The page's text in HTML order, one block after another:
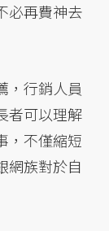
必再費神去
，行銷人員
者可以理解
，不僅縮短
網族對於自